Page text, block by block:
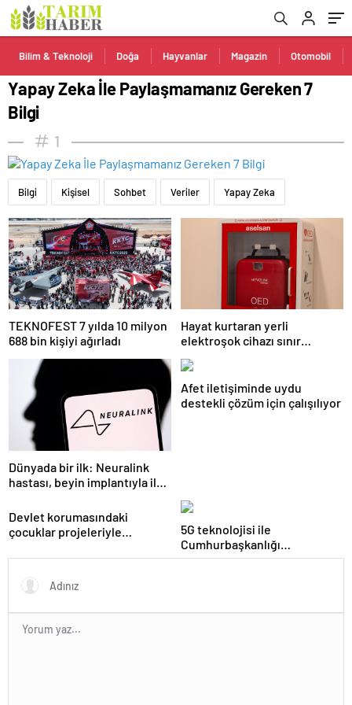
Bilim & Teknoloji Doğa Hayvanlar Magazin Otomobil
Yapay Zeka İle Paylaşmamanız Gereken 7
Bilgi
1
Bilgi Kişisel Sohbet Veriler Yapay Zeka
TEKNOFEST 7 yılda 10 milyon
688 bin kişiyi ağırladı
Hayat kurtaran yerli
elektroşok cihazı sınır
kapısında da görevde
Dünyada bir ilk: Neuralink
hastası, beyin implantıyla ilk
hazırladı
Afet iletişiminde uydu
destekli çözüm için çalışılıyor
Devlet korumasındaki
çocuklar projeleriyle
5G teknolojisi ile
Cumhurbaşkanlığı
Külliyesi’ndeki konser